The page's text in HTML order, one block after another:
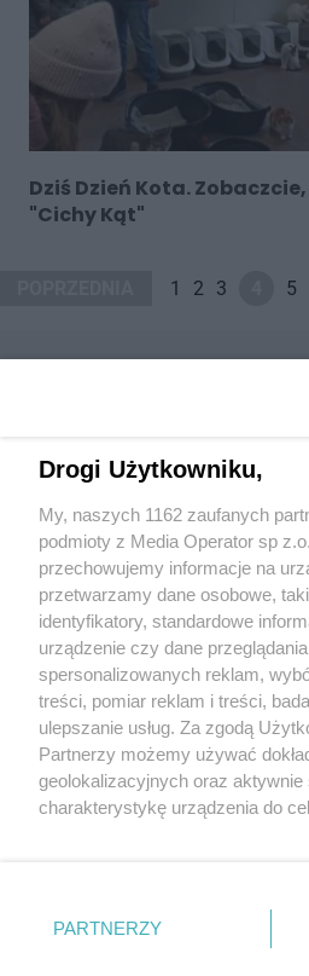
Dziś Dzień Kota.
"Cichy Kąt"
1 2 3 5
Wydawca mediów
Nie zapomnij
zapoznać się z:
polityką prywatności
Twojemiasto
Piekary Śląskie
Chorzów
Tarnowskie Góry
Ruda Śląska
Świętochłowice
Zagłębie
Drogi Użytkowniku,
My, naszych 1162 zaufanych
podmioty z Media Operator sp
przechowujemy informacje na
przetwarzamy dane osobowe,
identyfikatory, standardowe
urządzenie czy dane
spersonalizowanych reklam,
treści, pomiar reklam i treści,
ulepszanie usług. Za zgodą
Partnerzy możemy używać
geolokalizacyjnych oraz aktywnie
charakterystykę urządzenia do
zmienić/wycofać klikając
znajdujący się w lewym dolnym
PARTNERZY